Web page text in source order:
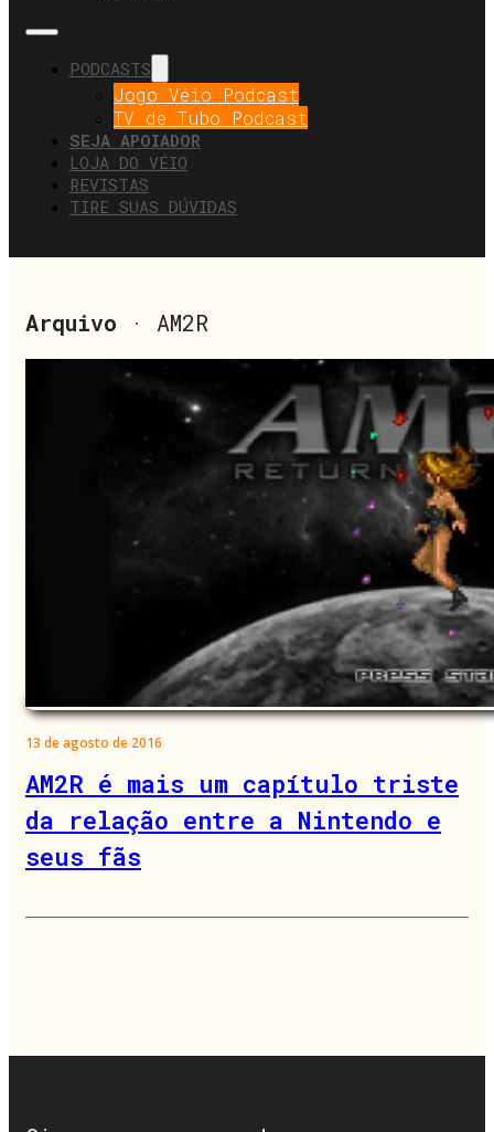
PODCASTS
Jogo Véio Podcast
TV de Tubo Podcast
SEJA APOIADOR
LOJA DO VÉIO
REVISTAS
TIRE SUAS DÚVIDAS
Arquivo · AM2R
13 de agosto de 2016
AM2R é mais um capítulo triste
da relação entre a Nintendo e
seus fãs